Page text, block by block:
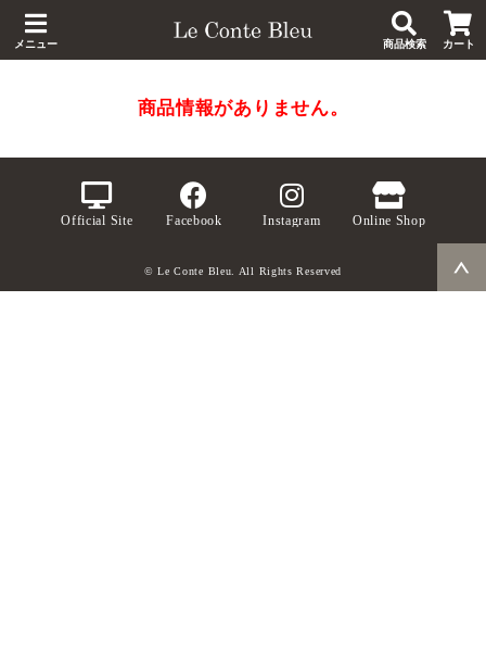
メニュー 商品検索 カート
商品情報がありません。
Official Site Facebook Instagram Online Shop
© Le Conte Bleu. All Rights Reserved